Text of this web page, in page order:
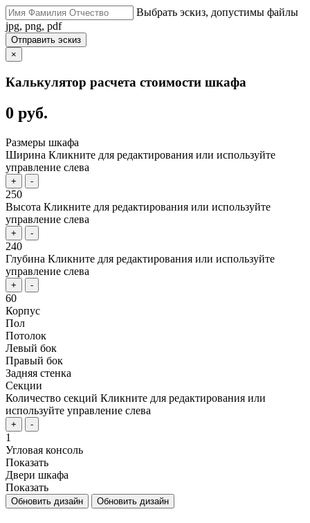
Выбрать эскиз, допустимы файлы
jpg, png, pdf
Отправить эскиз
×
Калькулятор расчета стоимости шкафа
0 руб.
Размеры шкафа
Ширина Кликните для редактирования или используйте
управление слева
+ -
250
Высота Кликните для редактирования или используйте
управление слева
+ -
240
Глубина Кликните для редактирования или используйте
управление слева
+ -
60
Корпус
Пол
Потолок
Левый бок
Правый бок
Задняя стенка
Секции
Количество секций Кликните для редактирования или
используйте управление слева
+ -
1
Угловая консоль
Показать
Двери шкафа
Показать
Обновить дизайн Обновить дизайн